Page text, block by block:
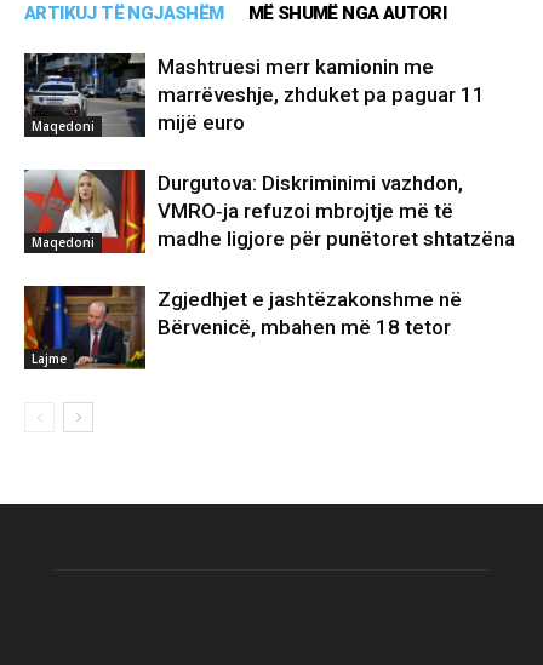
ARTIKUJ TË NGJASHËM MË SHUMË NGA AUTORI
Maqedoni
Mashtruesi merr kamionin me
marrëveshje, zhduket pa paguar 11
mijë euro
Maqedoni
Durgutova: Diskriminimi vazhdon,
VMRO‑ja refuzoi mbrojtje më të
madhe ligjore për punëtoret shtatzëna
Lajme
Zgjedhjet e jashtëzakonshme në
Bërvenicë, mbahen më 18 tetor